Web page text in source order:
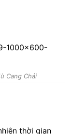
Cang Chải
thời gian